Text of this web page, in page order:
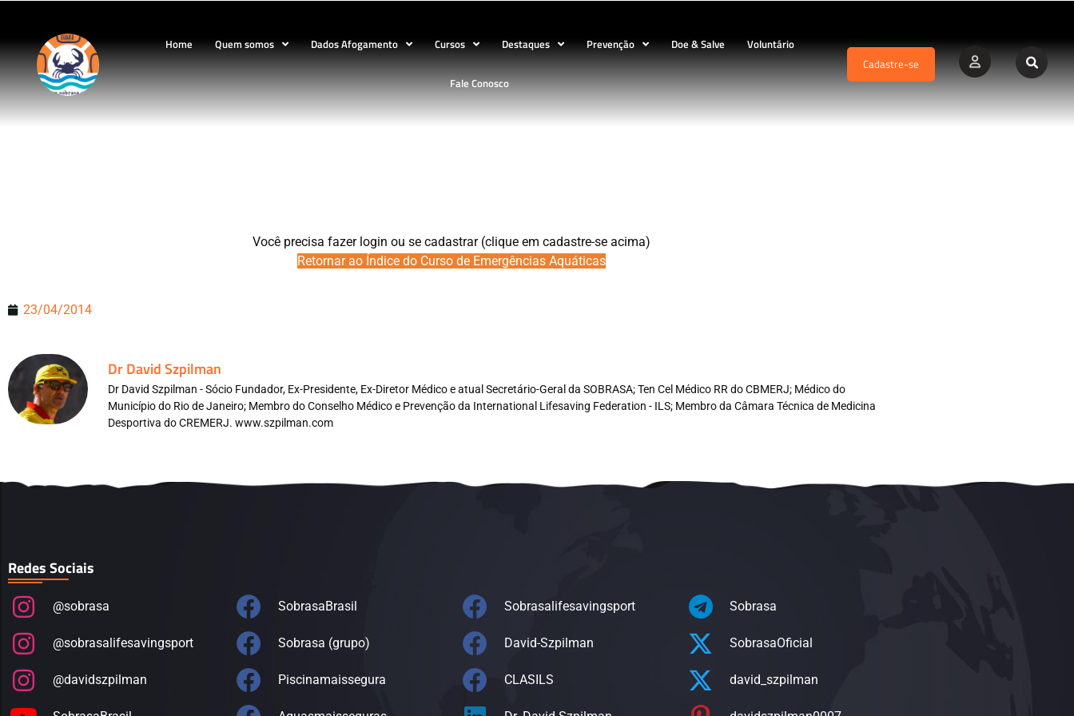
Home Quem somos Dados Afogamento Cursos Destaques Prevenção Doe & Salve Voluntário
Fale Conosco
Cadastre-se
CEA.10.Classificação do afogado
Você precisa fazer login ou se cadastrar (clique em cadastre-se acima)
Retornar ao Índice do Curso de Emergências Aquáticas
23/04/2014
Dr David Szpilman
Dr David Szpilman - Sócio Fundador, Ex-Presidente, Ex-Diretor Médico e atual Secretário-Geral da SOBRASA; Ten Cel Médico RR do CBMERJ; Médico do
Município do Rio de Janeiro; Membro do Conselho Médico e Prevenção da International Lifesaving Federation - ILS; Membro da Câmara Técnica de Medicina
Desportiva do CREMERJ. www.szpilman.com
Redes Sociais
@sobrasa
@sobrasalifesavingsport
@davidszpilman
SobrasaBrasil
Sobrasa (grupo)
Piscinamaissegura
Sobrasalifesavingsport
David-Szpilman
CLASILS
Sobrasa
SobrasaOficial
david_szpilman